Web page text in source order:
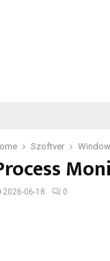
Szoftver
2026-06-18 0